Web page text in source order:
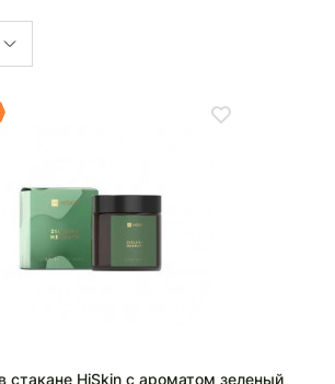
стакане HiSkin с ароматом зеленый